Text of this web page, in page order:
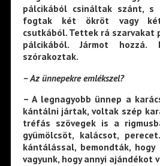
pálcikából csináltak szánt,
fogtak két ökröt vagy
csutkából. Tettek rá szarvakat
pálcikából. Jármot
szórakoztak.
– Az ünnepekre emlékszel?
– A legnagyobb ünnep a
kántálni jártak, voltak szép
tréfás szövegek is a
gyümölcsöt, kalácsot,
kántálással, bemondták,
vagyunk, hogy annyi ajándékot